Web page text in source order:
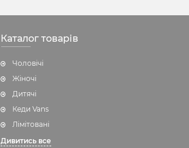
Каталог товарів
Чоловічі
Жіночі
Дитячі
Кеди Vans
Лімітовані
Дивитись все